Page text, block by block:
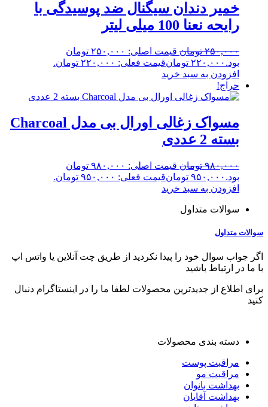
خمیر دندان سیگنال ضد پوسیدگی با
رایحه نعنا 100 میلی لیتر
۲۵۰,۰۰۰ تومان
قیمت اصلی: ۲۵۰,۰۰۰ تومان
بود. ۲۲۰,۰۰۰ تومانقیمت فعلی: ۲۲۰,۰۰۰ تومان.
افزودن به سبد خرید
حراج!
مسواک زغالی اورال بی مدل Charcoal
بسته 2 عددی
۹۸۰,۰۰۰ تومان
قیمت اصلی: ۹۸۰,۰۰۰ تومان
بود. ۹۵۰,۰۰۰ تومانقیمت فعلی: ۹۵۰,۰۰۰ تومان.
افزودن به سبد خرید
سوالات متداول
سوالات متداول
اگر جواب سوال خود را پیدا نکردید از طریق چت آنلاین یا واتس اپ
با ما در ارتباط باشید
برای اطلاع از جدیدترین محصولات لطفا ما را در اینستاگرام دنبال
کنید
دسته بندی محصولات
مراقبت پوست
مراقبت مو
بهداشت بانوان
بهداشت آقایان